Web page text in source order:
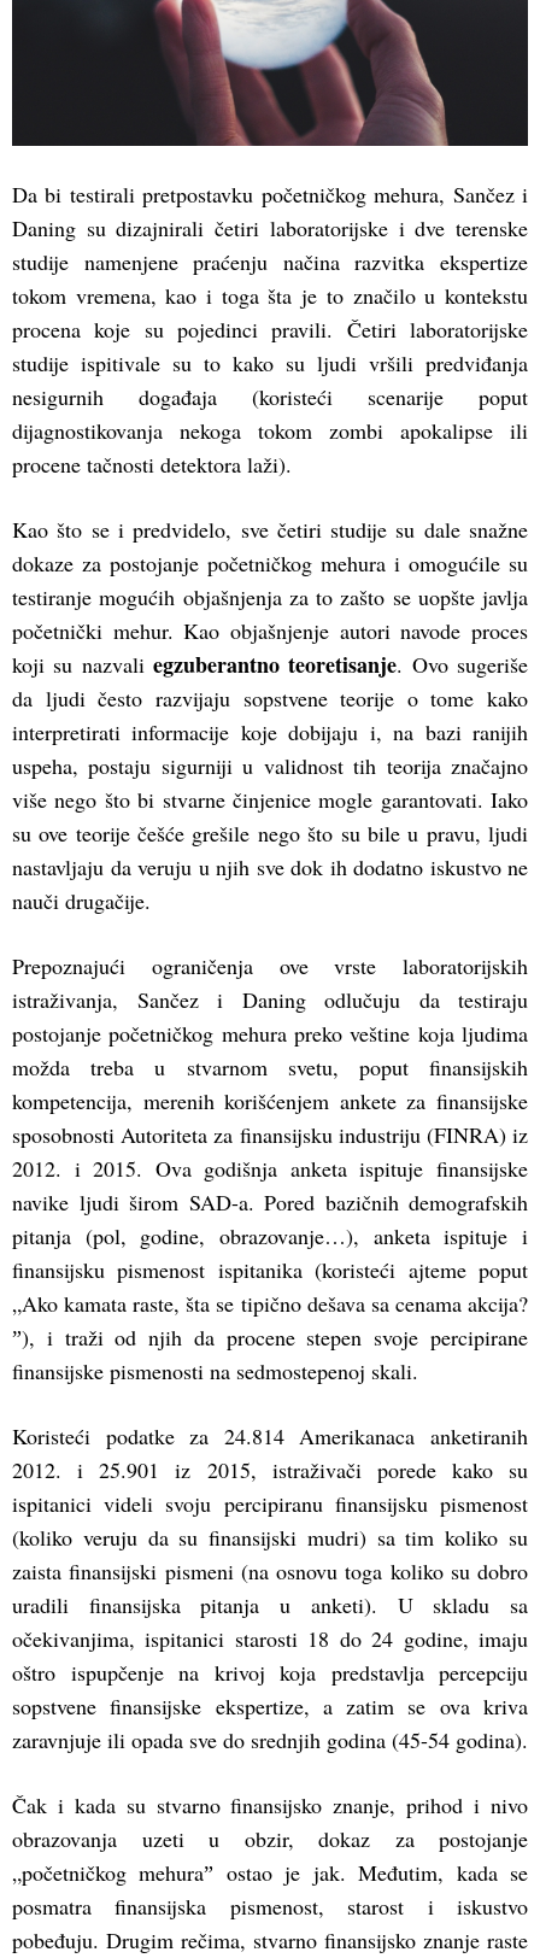
Da bi testirali pretpostavku početničkog mehura, Sančez i
Daning su dizajnirali četiri laboratorijske i dve terenske
studije namenjene praćenju načina razvitka ekspertize
tokom vremena, kao i toga šta je to značilo u kontekstu
procena koje su pojedinci pravili. Četiri laboratorijske
studije ispitivale su to kako su ljudi vršili predviđanja
nesigurnih događaja (koristeći scenarije poput
dijagnostikovanja nekoga tokom zombi apokalipse ili
procene tačnosti detektora laži).
Kao što se i predvidelo, sve četiri studije su dale snažne
dokaze za postojanje početničkog mehura i omogućile su
testiranje mogućih objašnjenja za to zašto se uopšte javlja
početnički mehur. Kao objašnjenje autori navode proces
koji su nazvali egzuberantno teoretisanje. Ovo sugeriše
da ljudi često razvijaju sopstvene teorije o tome kako
interpretirati informacije koje dobijaju i, na bazi ranijih
uspeha, postaju sigurniji u validnost tih teorija značajno
više nego što bi stvarne činjenice mogle garantovati. Iako
su ove teorije češće grešile nego što su bile u pravu, ljudi
nastavljaju da veruju u njih sve dok ih dodatno iskustvo ne
nauči drugačije.
Prepoznajući ograničenja ove vrste laboratorijskih
istraživanja, Sančez i Daning odlučuju da testiraju
postojanje početničkog mehura preko veštine koja ljudima
možda treba u stvarnom svetu, poput finansijskih
kompetencija, merenih korišćenjem ankete za finansijske
sposobnosti Autoriteta za finansijsku industriju (FINRA) iz
2012. i 2015. Ova godišnja anketa ispituje finansijske
navike ljudi širom SAD-a. Pored bazičnih demografskih
pitanja (pol, godine, obrazovanje…), anketa ispituje i
finansijsku pismenost ispitanika (koristeći ajteme poput
„Ako kamata raste, šta se tipično dešava sa cenama akcija?
ˮ), i traži od njih da procene stepen svoje percipirane
finansijske pismenosti na sedmostepenoj skali.
Koristeći podatke za 24.814 Amerikanaca anketiranih
2012. i 25.901 iz 2015, istraživači porede kako su
ispitanici videli svoju percipiranu finansijsku pismenost
(koliko veruju da su finansijski mudri) sa tim koliko su
zaista finansijski pismeni (na osnovu toga koliko su dobro
uradili finansijska pitanja u anketi). U skladu sa
očekivanjima, ispitanici starosti 18 do 24 godine, imaju
oštro ispupčenje na krivoj koja predstavlja percepciju
sopstvene finansijske ekspertize, a zatim se ova kriva
zaravnjuje ili opada sve do srednjih godina (45-54 godina).
Čak i kada su stvarno finansijsko znanje, prihod i nivo
obrazovanja uzeti u obzir, dokaz za postojanje
„početničkog mehuraˮ ostao je jak. Međutim, kada se
posmatra finansijska pismenost, starost i iskustvo
pobeđuju. Drugim rečima, stvarno finansijsko znanje raste